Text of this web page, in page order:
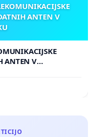
ANTEN V
ANTEN V